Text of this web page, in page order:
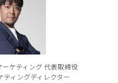
ケティング 代表取締役
ティングディレクター